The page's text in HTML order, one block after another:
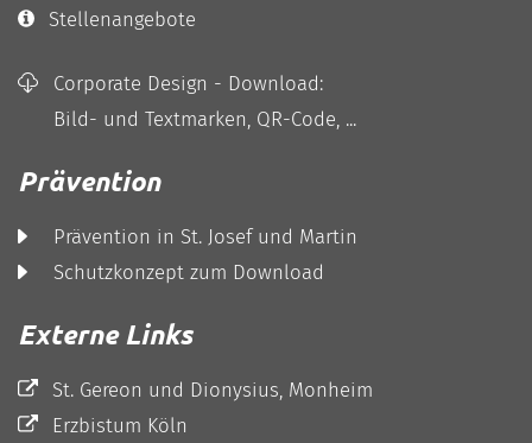
Stellenangebote
Corporate Design - Download:
Bild- und Textmarken, QR-Code, ...
Prävention
Prävention in St. Josef und Martin
Schutzkonzept zum Download
Externe Links
St. Gereon und Dionysius, Monheim
Erzbistum Köln